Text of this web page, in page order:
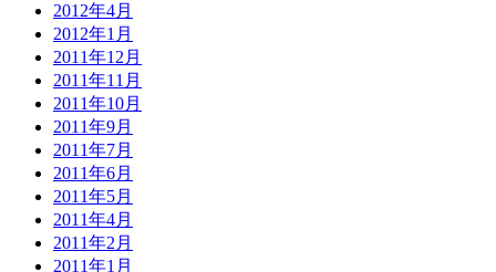
2012年4月
2012年1月
2011年12月
2011年11月
2011年10月
2011年9月
2011年7月
2011年6月
2011年5月
2011年4月
2011年2月
2011年1月